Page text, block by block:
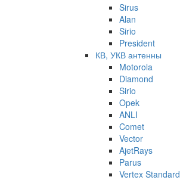
Sirus
Alan
Sirio
President
КВ, УКВ антенны
Motorola
Diamond
Sirio
Opek
ANLI
Comet
Vector
AjetRays
Parus
Vertex Standard